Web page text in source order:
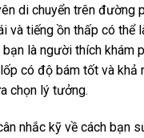
di chuyển trên đường
và tiếng ồn thấp có thể
là người thích khám
có độ bám tốt và khả
chọn lý tưởng.
nhắc kỹ về cách bạn